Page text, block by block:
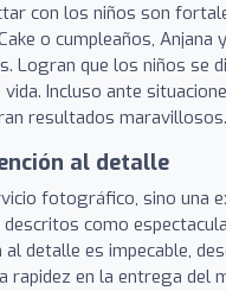
con los niños son
o cumpleaños,
Logran que los niños se
Incluso ante
resultados maravillosos.
al detalle
fotográfico, sino una
como
detalle es impecable,
en la entrega del